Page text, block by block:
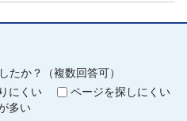
たか？（複数回答可）
にくい
ページを探しにくい
多い